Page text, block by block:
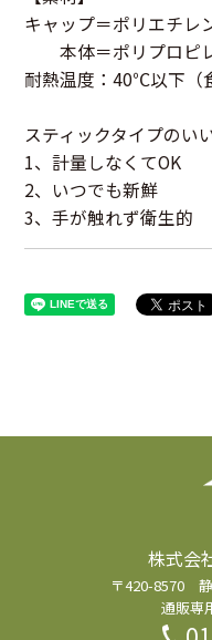
キャップ＝ポリエチレ
本体＝ポリプロピ
耐熱温度：40℃以下（
スティックタイプのい
1、計量しなくてOK
2、いつでも新鮮
3、手が触れず衛生的
株式会
〒420-8570
通販専